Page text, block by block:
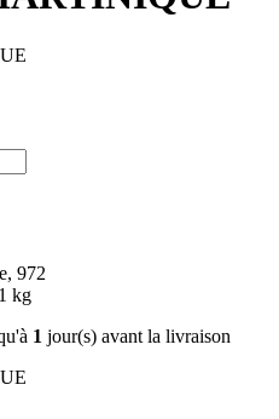
972
kg
1 jour(s) avant la livraison